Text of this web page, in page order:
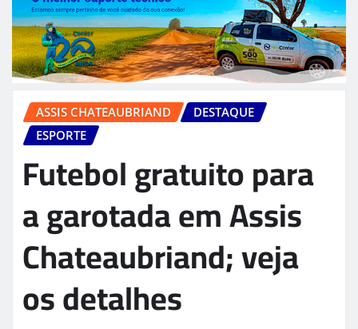
ASSIS CHATEAUBRIAND
DESTAQUE
ESPORTE
Futebol gratuito para
a garotada em Assis
Chateaubriand; veja
os detalhes